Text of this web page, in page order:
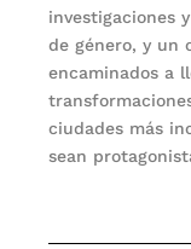
investigaciones
de género, y un
encaminados a
ciudades más
sean